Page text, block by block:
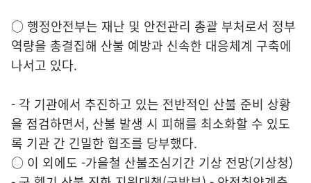
○ 행정안전부는 재난 및 안전관리 총괄 부처로서 정부
역량을 총결집해 산불 예방과 신속한 대응체계 구축에
나서고 있다.
- 각 기관에서 추진하고 있는 전반적인 산불 준비 상황
을 점검하면서, 산불 발생 시 피해를 최소화할 수 있도
록 기관 간 긴밀한 협조를 당부했다.
○ 이 외에도 -가을철 산불조심기간 기상 전망(기상청)